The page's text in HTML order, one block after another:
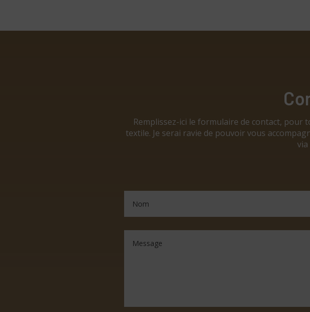
Remplissez-ici le formulaire de contact, pour
textile. Je serai ravie de pouvoir vous